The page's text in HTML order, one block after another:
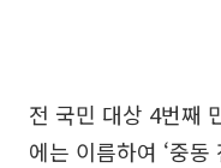
전 국민 대상 4번째
에는 이름하여 ‘중